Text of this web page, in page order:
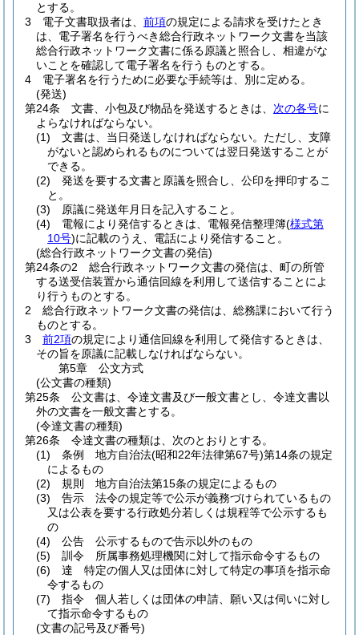
とする。
3
電子文書取扱者は、 前項の規定による請求を受けたとき
は、電子署名を行うべき総合行政ネットワーク文書を当該
総合行政ネットワーク文書に係る原議と照合し、相違がな
いことを確認して電子署名を行うものとする。
4
電子署名を行うために必要な手続等は、別に定める。
(発送)
第24条
文書、小包及び物品を発送するときは、 次の各号に
よらなければならない。
(1)
文書は、当日発送しなければならない。 ただし、支障
がないと認められるものについては翌日発送することが
できる。
(2)
発送を要する文書と原議を照合し、公印を押印するこ
と。
(3)
原議に発送年月日を記入すること。
(4)
電報により発信するときは、電報発信整理簿(様式第
10号)に記載のうえ、電話により発信すること。
(総合行政ネットワーク文書の発信)
第24条の2
総合行政ネットワーク文書の発信は、町の所管
する送受信装置から通信回線を利用して送信することによ
り行うものとする。
2
総合行政ネットワーク文書の発信は、総務課において行う
ものとする。
3
前2項の規定により通信回線を利用して発信するときは、
その旨を原議に記載しなければならない。
第5章
公文方式
(公文書の種類)
第25条
公文書は、令達文書及び一般文書とし、令達文書以
外の文書を一般文書とする。
(令達文書の種類)
第26条
令達文書の種類は、次のとおりとする。
(1)
条例 地方自治法(昭和22年法律第67号)第14条の規定
によるもの
(2)
規則 地方自治法第15条の規定によるもの
(3)
告示 法令の規定等で公示が義務づけられているもの
又は公表を要する行政処分若しくは規程等で公示するも
の
(4)
公告 公示するもので告示以外のもの
(5)
訓令 所属事務処理機関に対して指示命令するもの
(6)
達 特定の個人又は団体に対して特定の事項を指示命
令するもの
(7)
指令 個人若しくは団体の申請、願い又は伺いに対し
て指示命令するもの
(文書の記号及び番号)